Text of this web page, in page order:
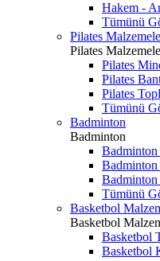
Hakem -
Tümünü
Pilates
Pilates
Pilates
Pilates
Pilates
Tümünü
Badminton
Badminton
Badminton
Badminton
Badminton
Tümünü
Basketbol
Basketbol
Basketbol
Basketbol